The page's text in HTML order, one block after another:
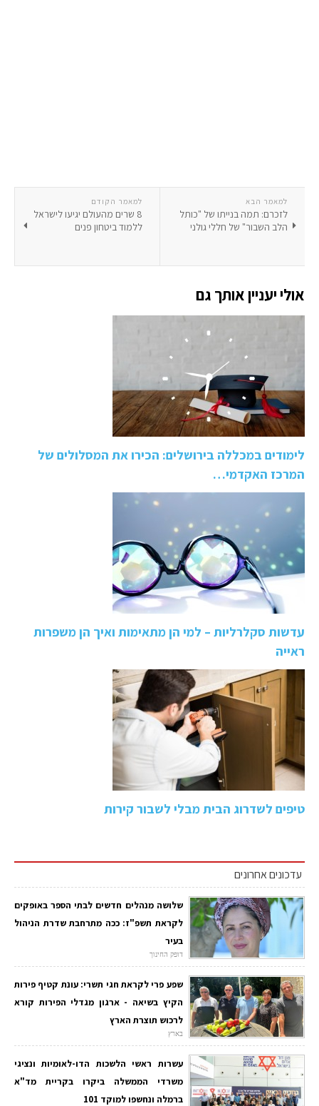
למאמר הקודם
8 שרים מהעולם יגיעו לישראל
ללמוד ביטחון פנים
למאמר הבא
לזכרם: תמה בנייתו של "כותל
הלב השבור" של חללי גולני
אולי יעניין אותך גם
לימודים במכללה בירושלים: הכירו את המסלולים של
המרכז האקדמי…
עדשות סקלרליות – למי הן מתאימות ואיך הן משפרות
ראייה
טיפים לשדרוג הבית מבלי לשבור קירות
עדכונים אחרונים
שלושה מנהלים חדשים לבתי הספר באופקים
לקראת תשפ"ז: ככה מתרחבת שדרת הניהול
בעיר
דופק החינוך
שפע פרי לקראת חגי תשרי: עונת קטיף פירות
הקיץ בשיאה - ארגון מגדלי הפירות קורא
לרכוש תוצרת הארץ
בארץ
עשרות ראשי הלשכות הדו-לאומיות ונציגי
משרדי הממשלה ביקרו בקריית מד"א
ברמלה ונחשפו למוקד 101